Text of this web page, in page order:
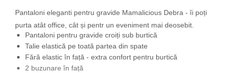
Pantaloni eleganti pentru gravide Mamalicious Debra - îi poți
purta atât office, cât și pentr un eveniment mai deosebit.
Pantaloni pentru gravide croiți sub burtică
Talie elastică pe toată partea din spate
Fără elastic în față - extra confort pentru burtică
2 buzunare în față